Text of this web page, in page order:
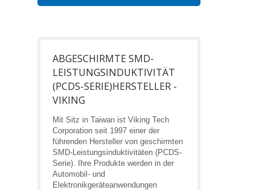
ABGESCHIRMTE SMD-
LEISTUNGSINDUKTIVITÄT
(PCDS-SERIE)HERSTELLER -
VIKING
Mit Sitz in Taiwan ist Viking Tech
Corporation seit 1997 einer der
führenden Hersteller von geschirmten
SMD-Leistungsinduktivitäten (PCDS-
Serie). Ihre Produkte werden in der
Automobil- und
Elektronikgeräteanwendungen